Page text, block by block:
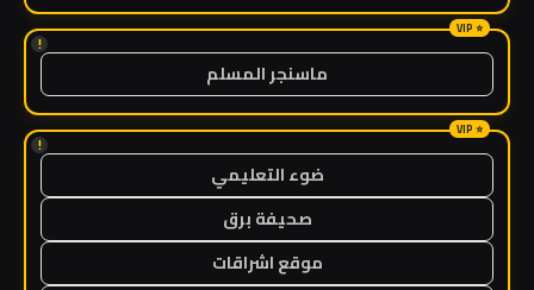
!
ماسنجر المسلم
!
ضوء التعليمي
صحيفة برق
موقع اشراقات